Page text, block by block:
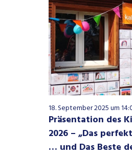
Präsentation des
2026 – „Das
… und Das Beste
18. September 2025 um